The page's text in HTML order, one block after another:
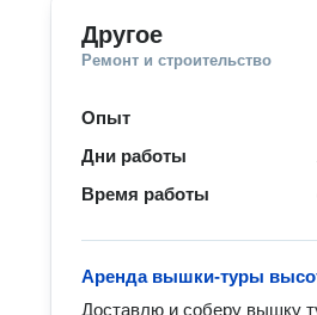
Другое
Ремонт и строительство
Опыт
Дни работы
Время работы
Аренда вышки-туры
Доставлю и соберу вышку